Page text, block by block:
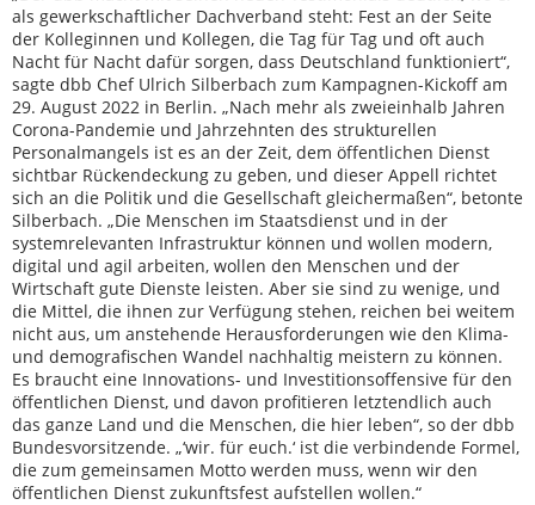
als gewerkschaftlicher Dachverband steht: Fest an der Seite
der Kolleginnen und Kollegen, die Tag für Tag und oft auch
Nacht für Nacht dafür sorgen, dass Deutschland funktioniert“,
sagte dbb Chef Ulrich Silberbach zum Kampagnen-Kickoff am
29. August 2022 in Berlin. „Nach mehr als zweieinhalb Jahren
Corona-Pandemie und Jahrzehnten des strukturellen
Personalmangels ist es an der Zeit, dem öffentlichen Dienst
sichtbar Rückendeckung zu geben, und dieser Appell richtet
sich an die Politik und die Gesellschaft gleichermaßen“, betonte
Silberbach. „Die Menschen im Staatsdienst und in der
systemrelevanten Infrastruktur können und wollen modern,
digital und agil arbeiten, wollen den Menschen und der
Wirtschaft gute Dienste leisten. Aber sie sind zu wenige, und
die Mittel, die ihnen zur Verfügung stehen, reichen bei weitem
nicht aus, um anstehende Herausforderungen wie den Klima-
und demografischen Wandel nachhaltig meistern zu können.
Es braucht eine Innovations- und Investitionsoffensive für den
öffentlichen Dienst, und davon profitieren letztendlich auch
das ganze Land und die Menschen, die hier leben“, so der dbb
Bundesvorsitzende. „‘wir. für euch.‘ ist die verbindende Formel,
die zum gemeinsamen Motto werden muss, wenn wir den
öffentlichen Dienst zukunftsfest aufstellen wollen.“